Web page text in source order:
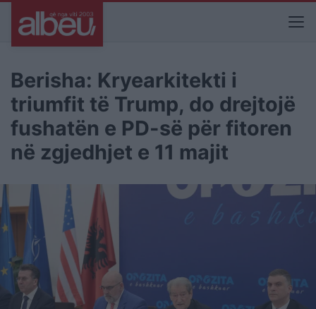
Berisha: Kryearkitekti i
triumfit të Trump, do drejtojë
fushatën e PD-së për fitoren
në zgjedhjet e 11 majit